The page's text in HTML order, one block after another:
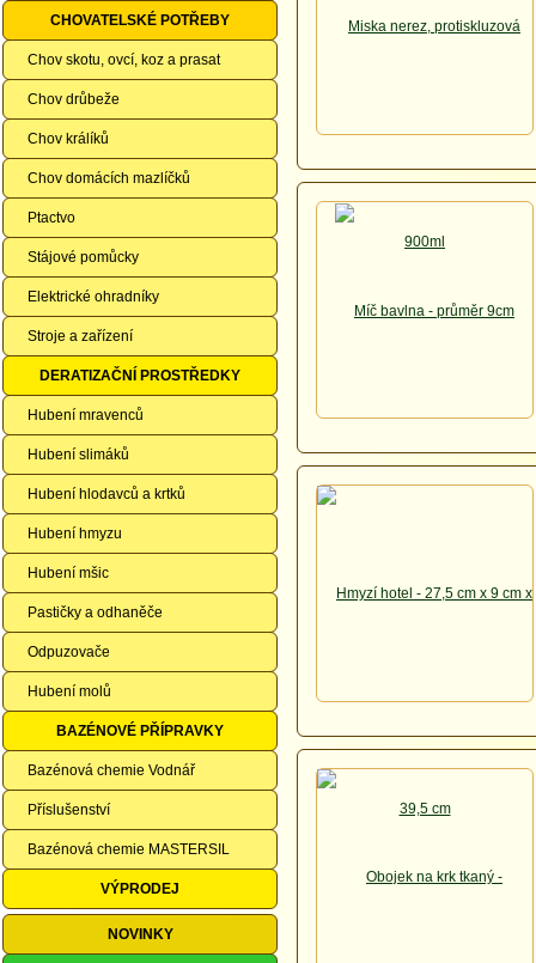
CHOVATELSKÉ POTŘEBY
Chov skotu, ovcí, koz a prasat
Chov drůbeže
Chov králíků
Chov domácích mazlíčků
Ptactvo
Stájové pomůcky
Elektrické ohradníky
Stroje a zařízení
DERATIZAČNÍ PROSTŘEDKY
Hubení mravenců
Hubení slimáků
Hubení hlodavců a krtků
Hubení hmyzu
Hubení mšic
Pastičky a odhaněče
Odpuzovače
Hubení molů
BAZÉNOVÉ PŘÍPRAVKY
Bazénová chemie Vodnář
Příslušenství
Bazénová chemie MASTERSIL
VÝPRODEJ
NOVINKY